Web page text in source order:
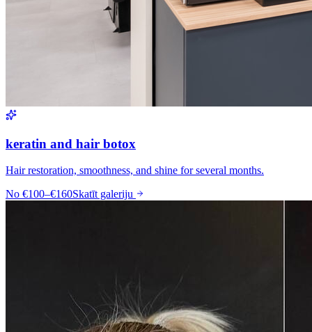
keratin and hair botox
Hair restoration, smoothness, and shine for several months.
No €100–€160Skatīt galeriju